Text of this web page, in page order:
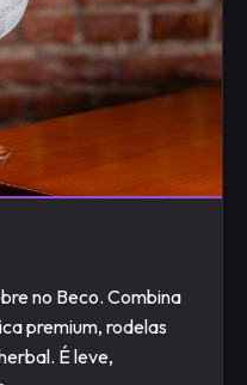
no Beco. Combina
premium, rodelas
É leve,